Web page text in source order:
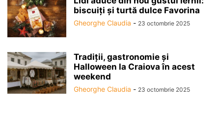
biscuiți și turtă dulce Favorina
Gheorghe Claudia - 23 octombrie 2025
Tradiții, gastronomie și
Halloween la Craiova în acest
weekend
Gheorghe Claudia - 23 octombrie 2025